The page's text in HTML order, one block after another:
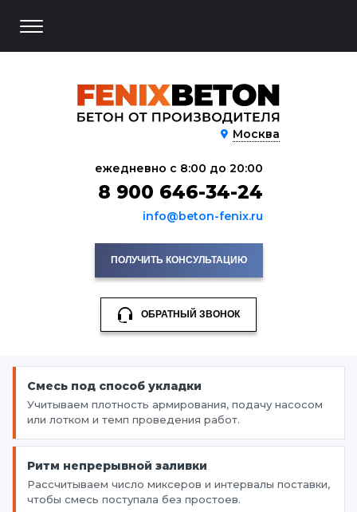
Москва
ПОЛУЧИТЬ КОНСУЛЬТАЦИЮ
ОБРАТНЫЙ ЗВОНОК
ежедневно с 8:00 до 20:00
8 900 646-34-24
info@beton-fenix.ru
Смесь под способ укладки
Учитываем плотность армирования, подачу насосом
или лотком и темп проведения работ.
Ритм непрерывной заливки
Рассчитываем число миксеров и интервалы поставки,
чтобы смесь поступала без простоев.